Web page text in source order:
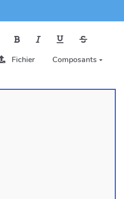
Fichier
Composants